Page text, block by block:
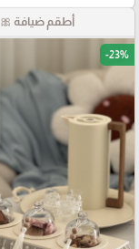
أطقم ضيافة 🎀
-23%